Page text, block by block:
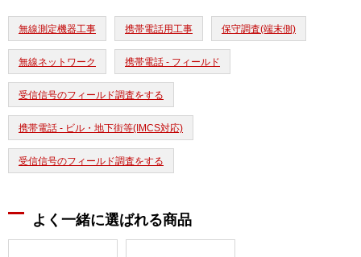
無線測定機器工事 携帯電話用工事 保守調査(端末側)
無線ネットワーク 携帯電話 - フィールド
受信信号のフィールド調査をする
携帯電話 - ビル・地下街等(IMCS対応)
受信信号のフィールド調査をする
よく一緒に選ばれる商品